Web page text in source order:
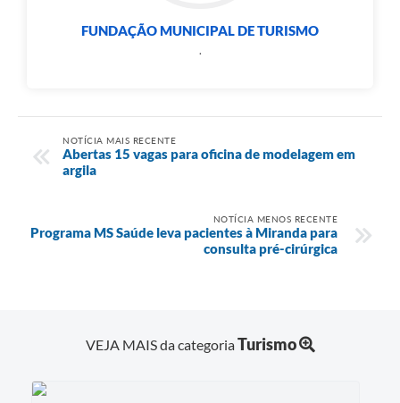
FUNDAÇÃO MUNICIPAL DE TURISMO
.
NOTÍCIA MAIS RECENTE
Abertas 15 vagas para oficina de modelagem em
argila
NOTÍCIA MENOS RECENTE
Programa MS Saúde leva pacientes à Miranda para
consulta pré-cirúrgica
VEJA MAIS da categoriaTurismo